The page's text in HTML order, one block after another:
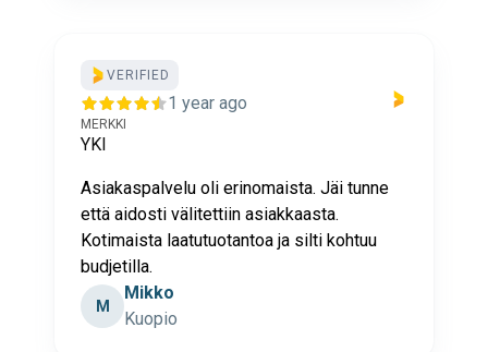
VERIFIED
1 year ago
MERKKI
YKI
Asiakaspalvelu oli erinomaista. Jäi tunne
että aidosti välitettiin asiakkaasta.
Kotimaista laatutuotantoa ja silti kohtuu
budjetilla.
M
Mikko
Kuopio